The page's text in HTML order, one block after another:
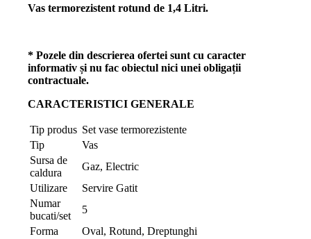
Vas termorezistent rotund de 1,4 Litri.
* Pozele din descrierea ofertei sunt cu caracter
informativ și nu fac obiectul nici unei obligații
contractuale.
CARACTERISTICI GENERALE
Tip produs Set vase termorezistente
Tip
Vas
Sursa de
caldura
Gaz, Electric
Utilizare
Servire Gatit
Numar
bucati/set
5
Forma
Oval, Rotund, Dreptunghi